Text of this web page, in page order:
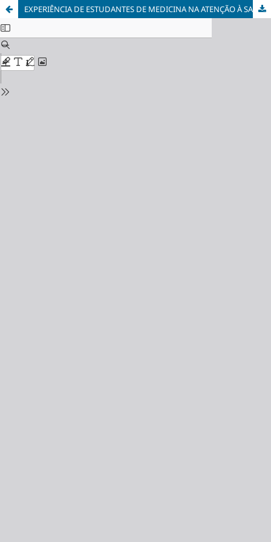
EXPERIÊNCIA DE ESTUDANTES DE MEDICINA NA ATENÇÃO À SAÚDE DE CRIANÇAS EM CONTEXTO ESCOLAR